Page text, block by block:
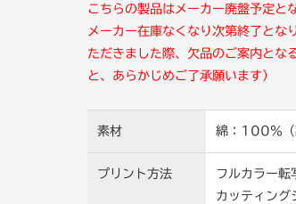
こちらの製品はメーカー廃盤予定と
メーカー在庫なくなり次第終了とな
ただきました際、欠品のご案内とな
と、あらかじめご了承願います）
素材 綿：100％（
プリント方法
フルカラー転
カッティング